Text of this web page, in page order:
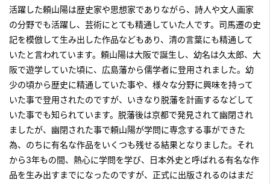
活躍した頼山陽は歴史家や思想家でありながら、詩人や文人画家
の分野でも活躍し、芸術にとても精通していた人です。司馬遷の史
記を模倣して生み出した作品などもあり、清の言葉にも精通して
いたと言われています。頼山陽は大阪で誕生し、幼名は久太郎、大
阪で遊学していた頃に、広島藩から儒学者に登用されました。幼
少の頃から歴史に精通していた事や、様々な分野に興味を持って
いた事で登用されたのですが、いきなり脱藩を計画するなどして
いた事でも知られています。脱藩後は京都で発見されて幽閉され
ましたが、幽閉された事で頼山陽が学問に専念する事ができた
為、のちに有名な作品をいくつも残せる結果となりました。それ
から3年もの間、熱心に学問を学び、日本外史と呼ばれる有名な作
品を生み出すまでになったのですが、正式に出版されるのはまだ